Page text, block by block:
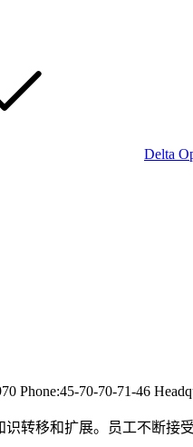
Delta
Phone:45-70-70-71-46
转移和扩展。员工不断